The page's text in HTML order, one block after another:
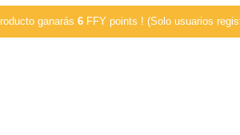
ganarás 6 FFY points ! (Solo usuarios